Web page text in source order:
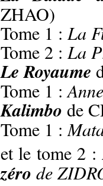
ZHAO)
Tome 1 :La
Tome 2 :La
Le Royaume
Tome 1 :Anne
Kalimbo de
Tome 1 :
et le tome 2 :
zéro de